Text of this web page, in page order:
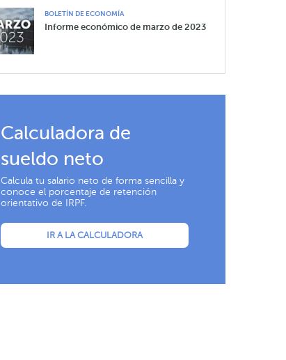
BOLETÍN DE ECONOMÍA
Informe económico de marzo de 2023
Calculadora de
sueldo neto
Calcula tu salario neto de forma sencilla y
conoce el porcentaje de retención
orientativo de IRPF.
IR A LA CALCULADORA